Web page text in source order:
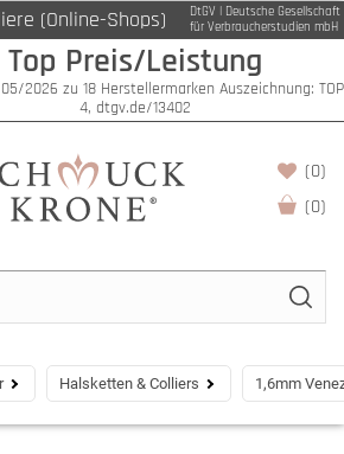
(Online-Shops)
DtGV | Deutsche Gesellschaft
für Verbraucherstudien mbH
Top Preis/Leistung
2026 zu 18 Herstellermarken Auszeichnung: TOP
4, dtgv.de/13402
(0)
(0)
Halsketten & Colliers 1,6mm